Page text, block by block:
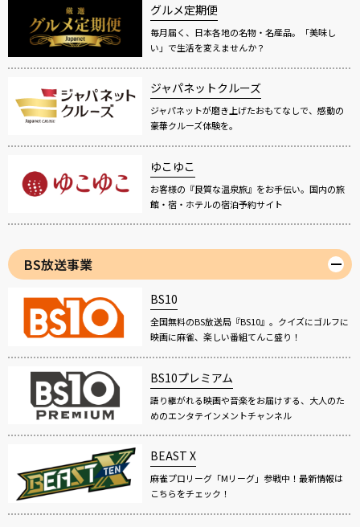
グルメ定期便
毎月届く、日本各地の名物・名産品。「美味し
い」で生活を変えませんか？
ジャパネットクルーズ
ジャパネットが磨き上げたおもてなしで、感動の
豪華クルーズ体験を。
ゆこゆこ
お客様の『良質な温泉旅』をお手伝い。国内の旅
館・宿・ホテルの宿泊予約サイト
BS放送事業
BS10
全国無料のBS放送局『BS10』。クイズにゴルフに
映画に麻雀、楽しい番組てんこ盛り！
BS10プレミアム
語り継がれる映画や音楽をお届けする、大人のた
めのエンタテインメントチャンネル
BEAST X
麻雀プロリーグ「Mリーグ」参戦中！最新情報は
こちらをチェック！